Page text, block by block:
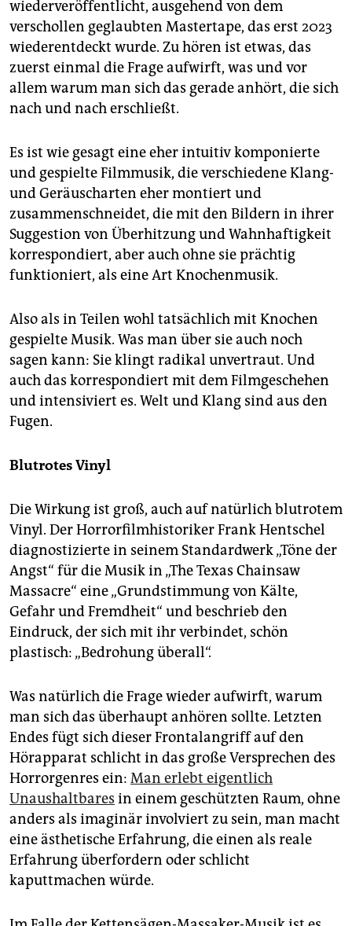
wiederveröffentlicht, ausgehend von dem
verschollen geglaubten Mastertape, das erst 2023
wiederentdeckt wurde. Zu hören ist etwas, das
zuerst einmal die Frage aufwirft, was und vor
allem warum man sich das gerade anhört, die sich
nach und nach erschließt.
Es ist wie gesagt eine eher intuitiv komponierte
und gespielte Filmmusik, die verschiedene Klang-
und Geräuscharten eher montiert und
zusammenschneidet, die mit den Bildern in ihrer
Suggestion von Überhitzung und Wahnhaftigkeit
korrespondiert, aber auch ohne sie prächtig
funktioniert, als eine Art Knochenmusik.
Also als in Teilen wohl tatsächlich mit Knochen
gespielte Musik. Was man über sie auch noch
sagen kann: Sie klingt radikal unvertraut. Und
auch das korrespondiert mit dem Filmgeschehen
und intensiviert es. Welt und Klang sind aus den
Fugen.
Blutrotes Vinyl
Die Wirkung ist groß, auch auf natürlich blutrotem
Vinyl. Der Horrorfilmhistoriker Frank Hentschel
diagnostizierte in seinem Standardwerk „Töne der
Angst“ für die Musik in „The Texas Chainsaw
Massacre“ eine „Grundstimmung von Kälte,
Gefahr und Fremdheit“ und beschrieb den
Eindruck, der sich mit ihr verbindet, schön
plastisch: „Bedrohung überall“.
Was natürlich die Frage wieder aufwirft, warum
man sich das überhaupt anhören sollte. Letzten
Endes fügt sich dieser Frontalangriff auf den
Hörapparat schlicht in das große Versprechen des
Horrorgenres ein: Man erlebt eigentlich
Unaushaltbares in einem geschützten Raum, ohne
anders als imaginär involviert zu sein, man macht
eine ästhetische Erfahrung, die einen als reale
Erfahrung überfordern oder schlicht
kaputtmachen würde.